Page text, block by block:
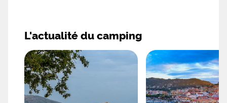
L'actualité du camping